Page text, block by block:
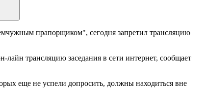
прапорщиком", сегодня запретил трансляцию
лайн трансляцию заседания в сети интернет, сообщает
еще не успели допросить, должны находиться вне